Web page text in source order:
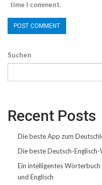
time I comment.
Suchen
Recent Posts
Die beste App zum
Die beste Deutsch-
Ein intelligentes
und Englisch